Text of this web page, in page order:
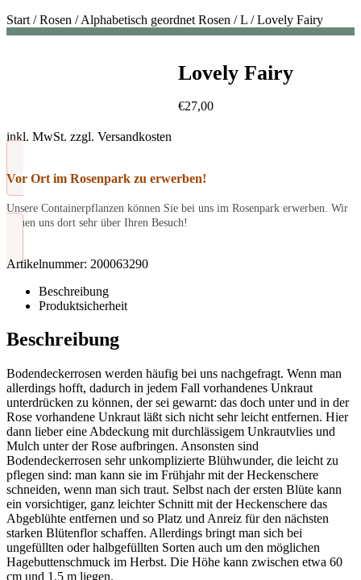
Start /Rosen /Alphabetisch geordnet Rosen /L /Lovely Fairy
Lovely Fairy
€27,00
inkl. MwSt. zzgl. Versandkosten
Vor Ort im Rosenpark zu erwerben!
Unsere Containerpflanzen können Sie bei uns im Rosenpark erwerben. Wir
freuen uns dort sehr über Ihren Besuch!
Artikelnummer: 200063290
Beschreibung
Produktsicherheit
Beschreibung
Bodendeckerrosen werden häufig bei uns nachgefragt. Wenn man
allerdings hofft, dadurch in jedem Fall vorhandenes Unkraut
unterdrücken zu können, der sei gewarnt: das doch unter und in der
Rose vorhandene Unkraut läßt sich nicht sehr leicht entfernen. Hier
dann lieber eine Abdeckung mit durchlässigem Unkrautvlies und
Mulch unter der Rose aufbringen. Ansonsten sind
Bodendeckerrosen sehr unkomplizierte Blühwunder, die leicht zu
pflegen sind: man kann sie im Frühjahr mit der Heckenschere
schneiden, wenn man sich traut. Selbst nach der ersten Blüte kann
ein vorsichtiger, ganz leichter Schnitt mit der Heckenschere das
Abgeblühte entfernen und so Platz und Anreiz für den nächsten
starken Blütenflor schaffen. Allerdings bringt man sich bei
ungefüllten oder halbgefüllten Sorten auch um den möglichen
Hagebuttenschmuck im Herbst. Die Höhe kann zwischen etwa 60
cm und 1,5 m liegen.